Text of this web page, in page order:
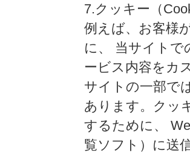
7.クッキー（
例えば、お客様
に、 当サイトで
ービス内容をカ
サイトの一部で
あります。クッ
するために、
覧ソフト）に送